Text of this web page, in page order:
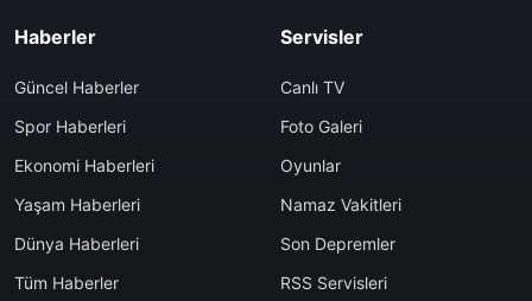
Haberler
Güncel Haberler
Spor Haberleri
Ekonomi Haberleri
Yaşam Haberleri
Dünya Haberleri
Tüm Haberler
Servisler
Canlı TV
Foto Galeri
Oyunlar
Namaz Vakitleri
Son Depremler
RSS Servisleri